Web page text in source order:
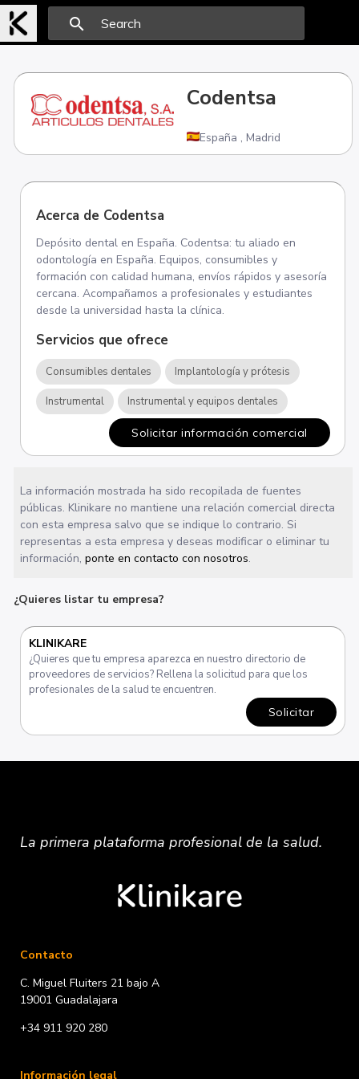
search
Codentsa
España , Madrid
Acerca de Codentsa
Depósito dental en España. Codentsa: tu aliado en
odontología en España. Equipos, consumibles y
formación con calidad humana, envíos rápidos y asesoría
cercana. Acompañamos a profesionales y estudiantes
desde la universidad hasta la clínica.
Servicios que ofrece
Consumibles dentales Implantología y prótesis
Instrumental Instrumental y equipos dentales
Solicitar información comercial
La información mostrada ha sido recopilada de fuentes
públicas. Klinikare no mantiene una relación comercial directa
con esta empresa salvo que se indique lo contrario. Si
representas a esta empresa y deseas modificar o eliminar tu
información,ponte en contacto con nosotros.
¿Quieres listar tu empresa?
KLINIKARE
¿Quieres que tu empresa aparezca en nuestro directorio de
proveedores de servicios? Rellena la solicitud para que los
profesionales de la salud te encuentren.
Solicitar
La primera plataformaprofesionalde la salud.
Contacto
C. Miguel Fluiters 21 bajo A
19001 Guadalajara
+34 911 920 280
Información legal